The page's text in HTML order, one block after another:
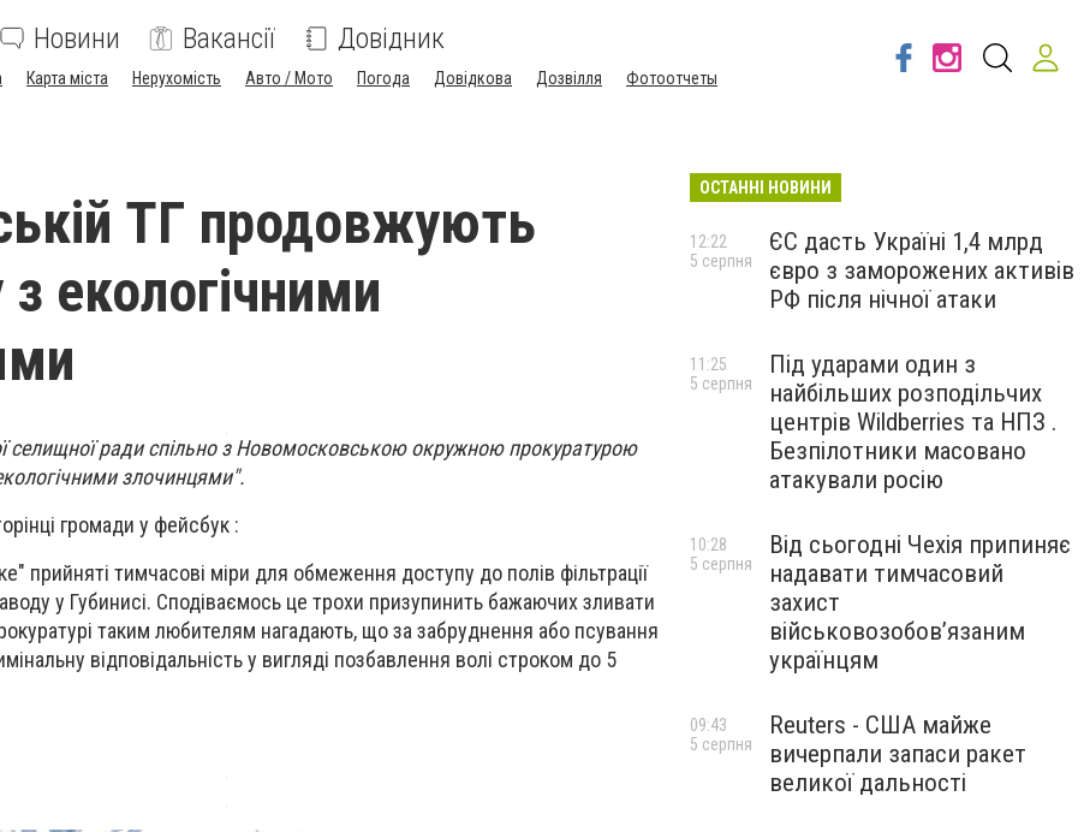
Новини Вакансії Довідник
Карта міста Нерухомість Авто / Мото Погода Довідкова Дозвілля Фотоотчеты
ТГ продовжують
екологічними
селищної ради спільно з Новомосковською окружною прокуратурою
злочинцями".
громади у фейсбук :
прийняті тимчасові міри для обмеження доступу до полів фільтрації
у Губинисі. Сподіваємось це трохи призупинить бажаючих зливати
таким любителям нагадають, що за забруднення або псування
відповідальність у вигляді позбавлення волі строком до 5
ОСТАННІ НОВИНИ
ЄС дасть Україні 1,4 млрд
євро з заморожених активів
РФ після нічної атаки
12:22
5 серпня
Під ударами один з
найбільших розподільчих
центрів Wildberries та НПЗ .
Безпілотники масовано
атакували росію
11:25
5 серпня
Від сьогодні Чехія припиняє
надавати тимчасовий
захист
військовозобов’язаним
українцям
10:28
5 серпня
Reuters - США майже
вичерпали запаси ракет
великої дальності
09:43
5 серпня